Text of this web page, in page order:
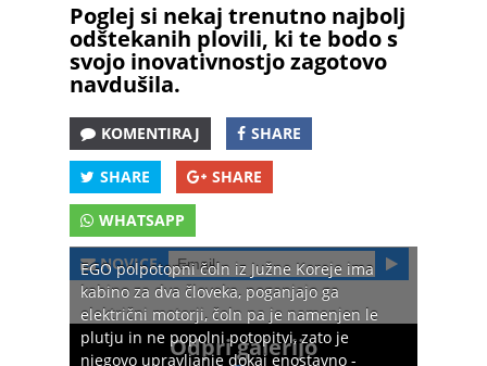
Poglej si nekaj trenutno najbolj
odštekanih plovili, ki te bodo s
svojo inovativnostjo zagotovo
navdušila.
KOMENTIRAJ SHARE
SHARE SHARE
WHATSAPP
NOVICE
Odpri galerijo
EGO polpotopni čoln iz Južne Koreje ima
kabino za dva človeka, poganjajo ga
električni motorji, čoln pa je namenjen le
plutju in ne popolni potopitvi, zato je
njegovo upravljanje dokaj enostavno -